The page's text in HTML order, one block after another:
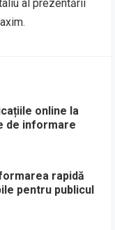
al prezentării
online la
de informare
rapidă
pentru publicul